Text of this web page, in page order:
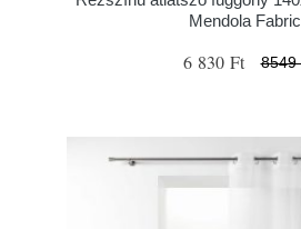
Mendola
6 830 Ft 8549